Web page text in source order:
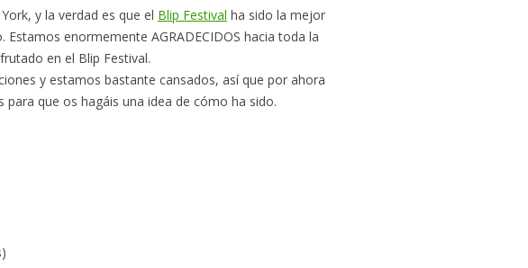
y la verdad es que el Blip Festival ha sido la mejor
enormemente AGRADECIDOS hacia toda la
en el Blip Festival.
y estamos bastante cansados, así que por ahora
que os hagáis una idea de cómo ha sido.